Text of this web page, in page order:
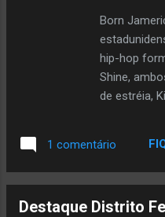
Born
hip-hop
Shine,
de estréia,
artistas
Zhané e
Honey Born
1 comentário
Destaque Distrito